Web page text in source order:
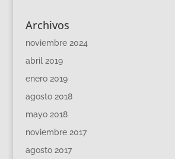
Archivos
noviembre 2024
abril 2019
enero 2019
agosto 2018
mayo 2018
noviembre 2017
agosto 2017